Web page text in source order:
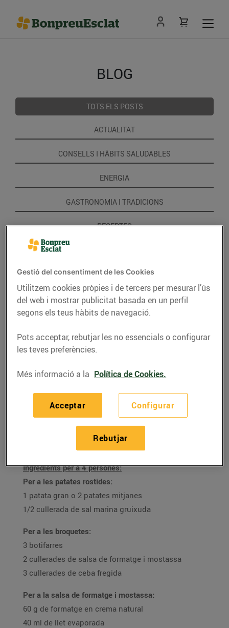
BLOG
TOTS ELS POSTS
ACTUALITAT
CONSELLS I HÀBITS SALUDABLES
ENERGIA
GASTRONOMIA I TRADICIONS
RECEPTES
RECEPTES
Broqueta de botifarra
amb patata rostida
Ingredients per a 4 persones:
Per a les patates rostides:
1 patata gran o 2 patates mitjanes
1/2 cullerada de sal marina gruixuda
Per a les broquetes:
3 botifarres
2 cullerades de salsa de formatge i mostassa
3 cullerades de ceba fregida
Per a la salsa de formatge i mostassa:
60 g de formatge en crema natural
40 ml de llet evaporada
Gestió del consentiment de les Cookies
Utilitzem cookies pròpies i de tercers per mesurar l’ús
del web i mostrar publicitat basada en un perfil
segons els teus hàbits de navegació.
Pots acceptar, rebutjar les no essencials o configurar
les teves preferències.
Més informació a la Política de Cookies.
Configurar
Rebutjar
Acceptar